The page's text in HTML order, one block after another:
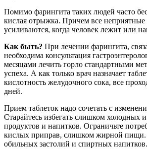
Помимо фарингита таких людей часто
кислая отрыжка. Причем все
усиливаются, когда человек лежит или
Как быть? При лечении фарингита,
необходима консультация
месяцами лечить горло стандартными
успеха. А как только врач назначает
кислотность желудочного сока, все
дней.
Прием таблеток надо сочетать с
Старайтесь избегать слишком холодных
продуктов и напитков. Ограничьте
кислых приправ, слишком жирной пищи.
обильных застолий и спиртных напитков.